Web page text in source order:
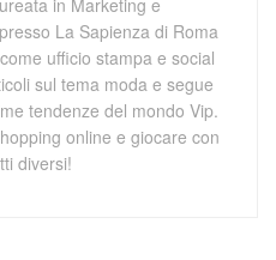
in Marketing e
La Sapienza di Roma
ufficio stampa e social
sul tema moda e segue
tendenze del mondo Vip.
online e giocare con
diversi!